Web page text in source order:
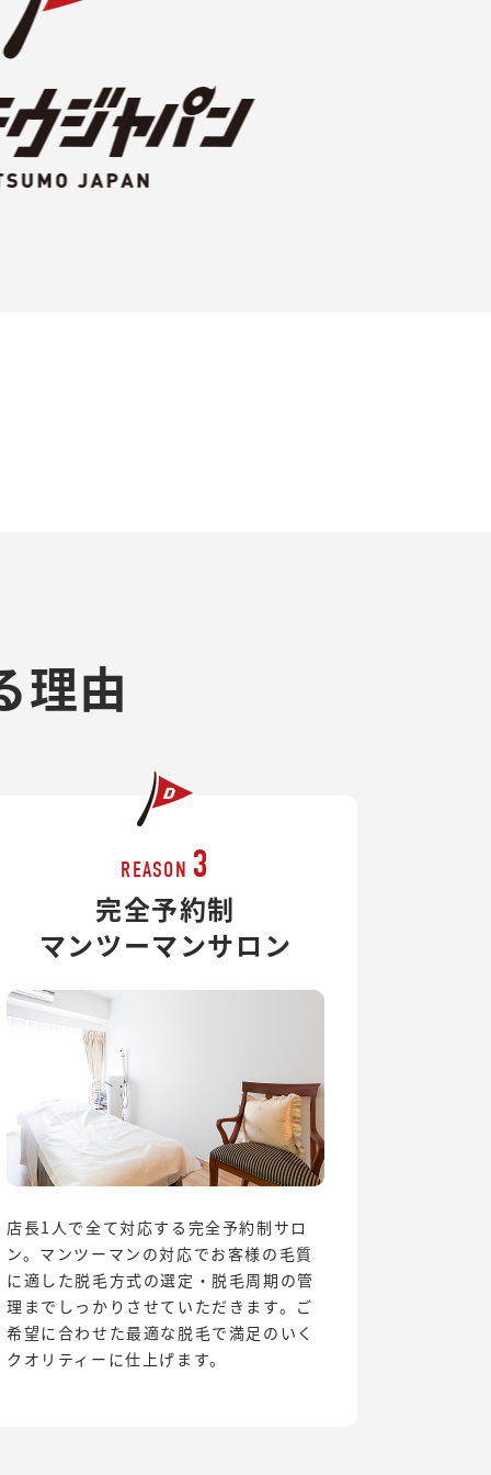
理由
REASON 3
完全予約制
マンツーマンサロン
店長1人で全て対応する完全予約制サロ
ン。マンツーマンの対応でお客様の毛質
に適した脱毛方式の選定・脱毛周期の管
理までしっかりさせていただきます。ご
希望に合わせた最適な脱毛で満足のいく
クオリティーに仕上げます。